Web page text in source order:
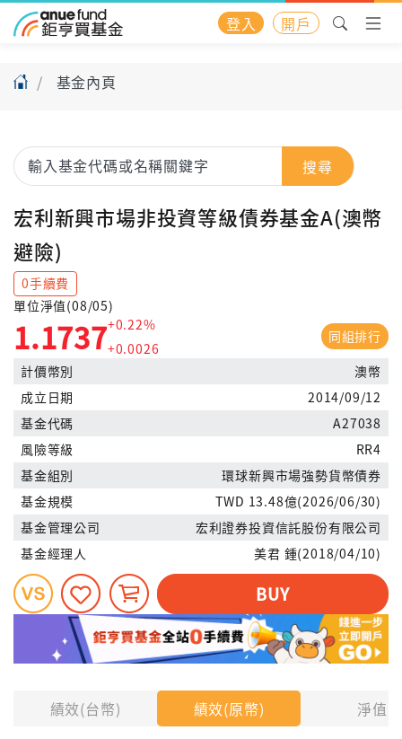
登入 開戶
基金內頁
績效(台幣) 績效(原幣)
淨值
搜尋
宏利新興市場非投資等級債券基金A(澳幣
避險)
0手續費
單位淨值(08/05)
1.1737+0.22%
+0.0026
同組排行
計價幣別
澳幣
成立日期
2014/09/12
基金代碼
A27038
風險等級
RR4
基金組別
環球新興市場強勢貨幣債券
基金規模
TWD 13.48億(2026/06/30)
基金管理公司
宏利證券投資信託股份有限公司
基金經理人
美君 鍾(2018/04/10)
BUY